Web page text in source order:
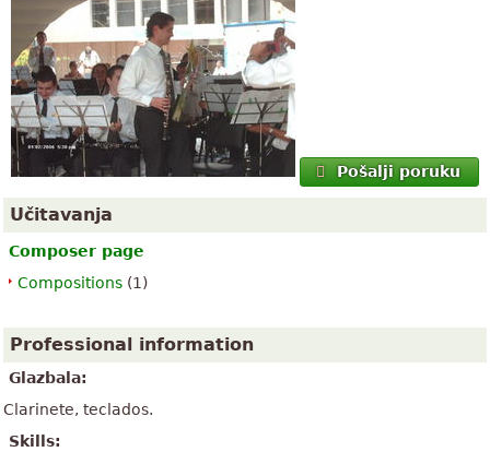
Pošalji poruku
Učitavanja
Composer page
Compositions (1)
Professional information
Glazbala:
Clarinete, teclados.
Skills: